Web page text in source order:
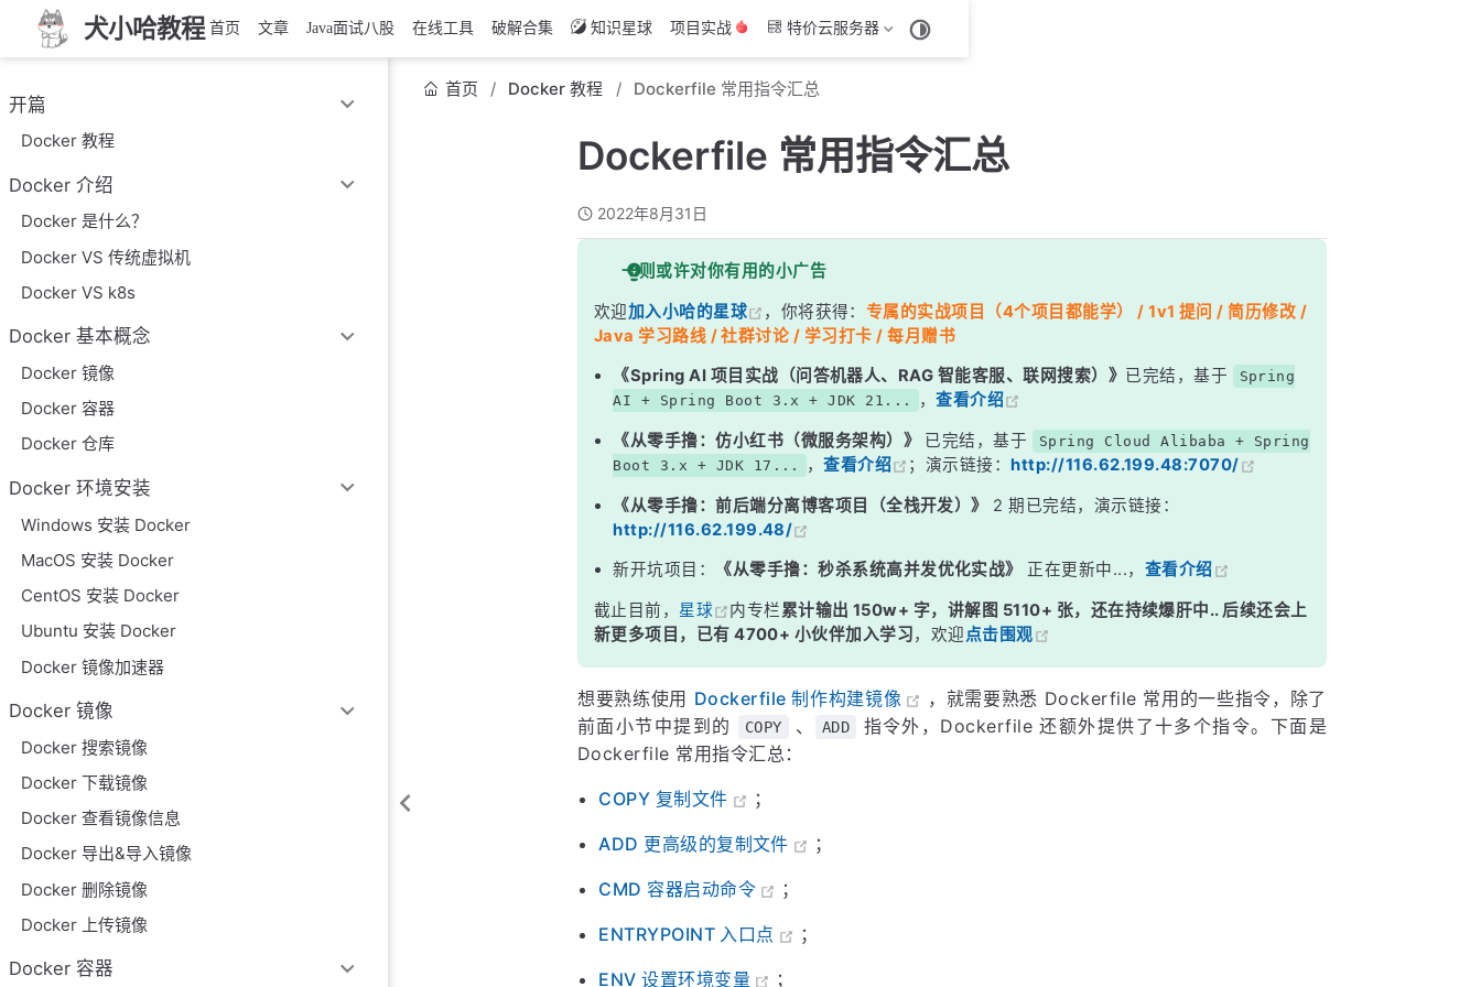
犬小哈教程 首页 文章 Java面试八股 在线工具 破解合集 知识星球 项目实战 特价云服务器
开篇
Docker 教程
Docker 介绍
Docker 是什么？
Docker VS 传统虚拟机
Docker VS k8s
Docker 基本概念
Docker 镜像
Docker 容器
Docker 仓库
Docker 环境安装
Windows 安装 Docker
MacOS 安装 Docker
CentOS 安装 Docker
Ubuntu 安装 Docker
Docker 镜像加速器
Docker 镜像
Docker 搜索镜像
Docker 下载镜像
Docker 查看镜像信息
Docker 导出&导入镜像
Docker 删除镜像
Docker 上传镜像
Docker 容器
首页 Docker 教程 Dockerfile 常用指令汇总
Dockerfile 常用指令汇总
2022年8月31日
一则或许对你有用的小广告
欢迎加入小哈的星球 ，你将获得： 专属的实战项目（4个项目都能学） / 1v1 提问 / 简历修改 /
Java 学习路线 / 社群讨论 / 学习打卡 / 每月赠书
《Spring AI 项目实战（问答机器人、RAG 智能客服、联网搜索）》 已完结，基于
Spring
AI + Spring Boot 3.x + JDK 21...
，查看介绍
《从零手撸：仿小红书（微服务架构）》 已完结，基于
Spring Cloud Alibaba + Spring
Boot 3.x + JDK 17...
，查看介绍 ；演示链接：http://116.62.199.48:7070/
《从零手撸：前后端分离博客项目（全栈开发）》
2 期已完结，演示链接：
http://116.62.199.48/
新开坑项目： 《从零手撸：秒杀系统高并发优化实战》 正在更新中...， 查看介绍
截止目前， 星球 内专栏累计输出 150w+ 字，讲解图 5110+ 张，还在持续爆肝中.. 后续还会上
新更多项目，已有 4700+ 小伙伴加入学习，欢迎点击围观
想要熟练使用 Dockerfile 制作构建镜像
，就需要熟悉 Dockerfile 常用的一些指令，除了
前面小节中提到的
COPY 、 ADD
指令外，Dockerfile 还额外提供了十多个指令。下面是
Dockerfile 常用指令汇总：
COPY 复制文件 ；
ADD 更高级的复制文件 ；
CMD 容器启动命令 ；
ENTRYPOINT 入口点 ；
ENV 设置环境变量 ；